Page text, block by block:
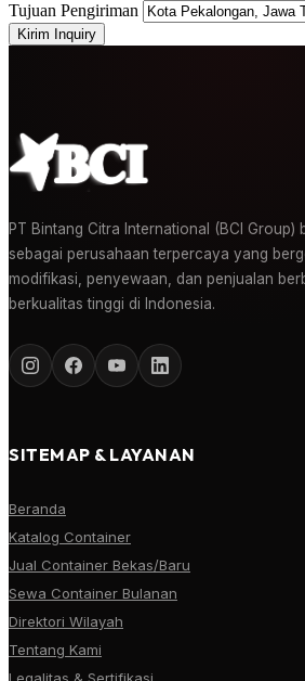
Tujuan Pengiriman
Kirim Inquiry
PT Bintang Citra International (BCI Group)
sebagai perusahaan terpercaya yang
modifikasi, penyewaan, dan penjualan
berkualitas tinggi di Indonesia.
SITEMAP & LAYANAN
Beranda
Katalog Container
Jual Container Bekas/Baru
Sewa Container Bulanan
Direktori Wilayah
Tentang Kami
Legalitas & Sertifikasi